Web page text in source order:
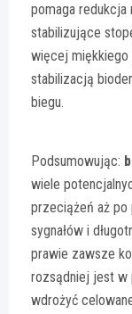
pomaga redukcja
stabilizujące
więcej miękkiego
stabilizacją
biegu.
Podsumowując:
wiele
przeciążeń aż po
sygnałów i
prawie zawsze
rozsądniej jest w
wdrożyć